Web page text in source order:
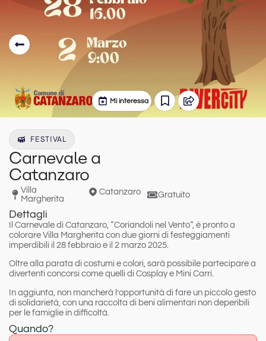
Mi interessa
FESTIVAL
Carnevale a
Catanzaro
Villa
Margherita
Catanzaro Gratuito
Dettagli
Il Carnevale di Catanzaro, “Coriandoli nel Vento“, è pronto a
colorare Villa Margherita con due giorni di festeggiamenti
imperdibili il 28 febbraio e il 2 marzo 2025.
Oltre alla parata di costumi e colori, sarà possibile partecipare a
divertenti concorsi come quelli di Cosplaye Mini Carri.
In aggiunta, non mancherà l’opportunità di fare un piccolo gesto
di solidarietà, con una raccolta di beni alimentari non deperibili
per le famiglie in difficoltà.
Quando?